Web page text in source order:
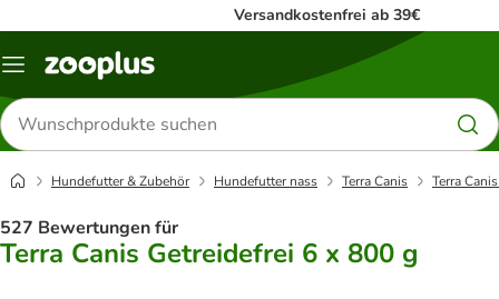
Versandkostenfrei ab 39€
Menü
Produkte
suchen
Hundefutter & Zubehör Hundefutter nass Terra Canis Terra
527 Bewertungen für
Terra Canis Getreidefrei 6 x 800 g